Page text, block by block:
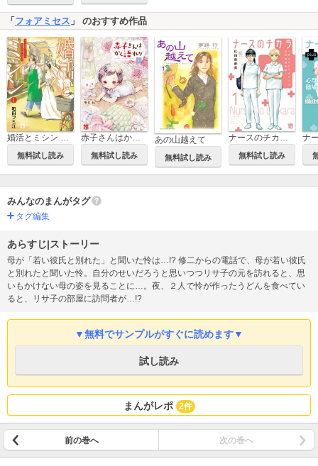
「フォアミセス 」 のおすすめ作品
婚活とミシン もう一度恋がしたいけどめんどくさい気もする
無料試し読み
赤子さんはかく語れり【電子単行本】
無料試し読み
あの山越えて
無料試し読み
ナースのチカラ ～私たちにできること 訪問看護物語～
無料試し読み
みんなのまんがタグ
タグ編集
あらすじ|ストーリー
母が「若い彼氏と別れた」と聞いた怜は…!? 修二からの電話で、母が若い彼氏
と別れたと聞いた怜。自分のせいだろうと思いつつリサ子の元を訪れると、思
いもかけない母の姿を見ることに…。夜、２人で怜が作ったうどんを食べてい
ると、リサ子の部屋に訪問者が…!?
▼無料でサンプルがすぐに読めます▼
試し読み
まんがレポ 2件
前の巻へ 次の巻へ